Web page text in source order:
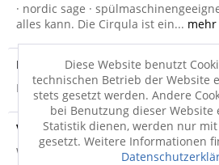
· nordic sage ·
alles kann. Die Cirqula ist ein... mehr
Produktsicherheit
Produktsicherheit
Versandinfo
Weitere Informationen zum
Diese Website benutzt
technischen Betrieb der Website
stets gesetzt werden. Andere
bei Benutzung dieser
Statistik dienen, werden nur
gesetzt. Weitere Informationen